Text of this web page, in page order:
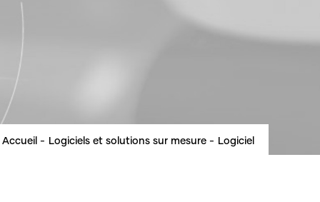
Accueil - Logiciels et solutions sur mesure - Logiciel